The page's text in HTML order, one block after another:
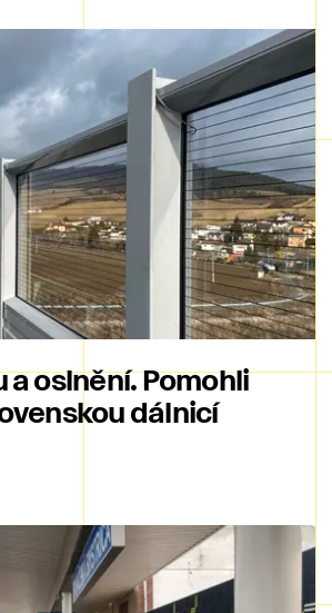
a oslnění. Pomohli
dálnicí